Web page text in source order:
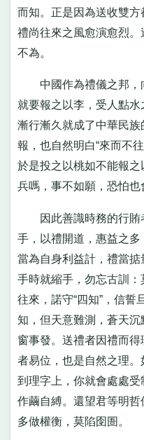
而知。正是因為送收雙
禮尚往來之風愈演愈烈
不為。
中國作為禮儀之邦，
就要報之以李，受人點
漸行漸久就成了中華民
報，也自然明白“來而不
於是投之以桃如不能報
兵嗎，事不如願，恐怕也
因此善識時務的行賄
手，以禮開道，惠益之
當為自身利益計，禮當
手時就縮手，勿忘古訓
往來，諾守“四知”，信誓
知，但天意難測，蒼天
窗事發。送禮者因禮而
者易位，也是自然之理
到理字上，你就會處處受
作繭自縛。還望君等明哲
多做權衡，莫陷囹圄。